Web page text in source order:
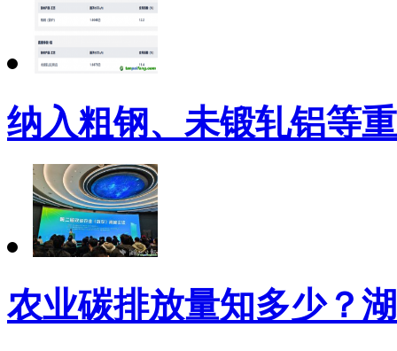
纳入粗钢、未锻轧铝等
农业碳排放量知多少？